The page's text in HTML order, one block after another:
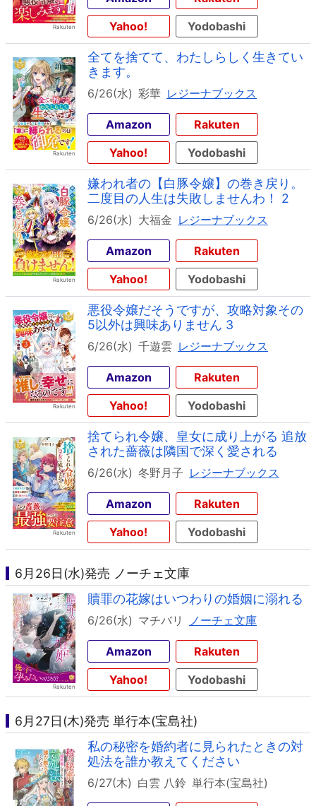
Yahoo!
Yodobashi
全てを捨てて、わたしらしく生きてい
きます。
6/26(水) 彩華 レジーナブックス
Amazon
Rakuten
Yahoo!
Yodobashi
嫌われ者の【白豚令嬢】の巻き戻り。
二度目の人生は失敗しませんわ！ 2
6/26(水) 大福金 レジーナブックス
Amazon
Rakuten
Yahoo!
Yodobashi
悪役令嬢だそうですが、攻略対象その
5以外は興味ありません 3
6/26(水) 千遊雲 レジーナブックス
Amazon
Rakuten
Yahoo!
Yodobashi
捨てられ令嬢、皇女に成り上がる 追放
された薔薇は隣国で深く愛される
6/26(水) 冬野月子 レジーナブックス
Amazon
Rakuten
Yahoo!
Yodobashi
6月26日(水)発売 ノーチェ文庫
贖罪の花嫁はいつわりの婚姻に溺れる
6/26(水) マチバリ ノーチェ文庫
Amazon
Rakuten
Yahoo!
Yodobashi
6月27日(木)発売 単行本(宝島社)
私の秘密を婚約者に見られたときの対
処法を誰か教えてください
6/27(木) 白雲 八鈴 単行本(宝島社)